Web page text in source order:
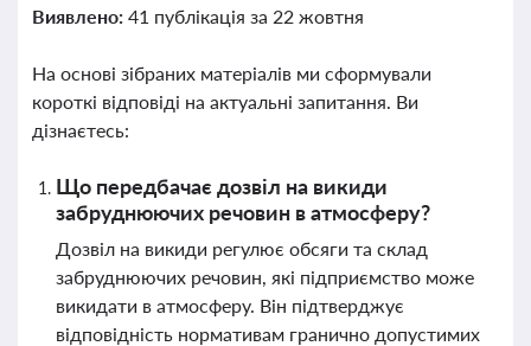
Виявлено: 41 публікація за 22 жовтня
На основі зібраних матеріалів ми сформували
короткі відповіді на актуальні запитання. Ви
дізнаєтесь:
Що передбачає дозвіл на викиди
забруднюючих речовин в атмосферу?
Дозвіл на викиди регулює обсяги та склад
забруднюючих речовин, які підприємство може
викидати в атмосферу. Він підтверджує
відповідність нормативам гранично допустимих